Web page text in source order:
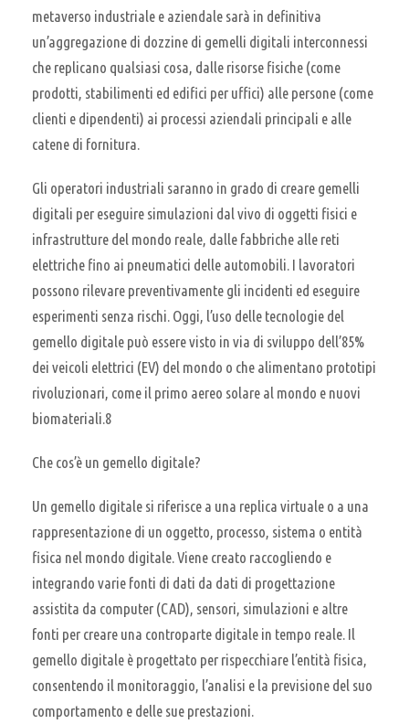
metaverso industriale e aziendale sarà in definitiva
un’aggregazione di dozzine di gemelli digitali interconnessi
che replicano qualsiasi cosa, dalle risorse fisiche (come
prodotti, stabilimenti ed edifici per uffici) alle persone (come
clienti e dipendenti) ai processi aziendali principali e alle
catene di fornitura.
Gli operatori industriali saranno in grado di creare gemelli
digitali per eseguire simulazioni dal vivo di oggetti fisici e
infrastrutture del mondo reale, dalle fabbriche alle reti
elettriche fino ai pneumatici delle automobili. I lavoratori
possono rilevare preventivamente gli incidenti ed eseguire
esperimenti senza rischi. Oggi, l’uso delle tecnologie del
gemello digitale può essere visto in via di sviluppo dell’85%
dei veicoli elettrici (EV) del mondo o che alimentano prototipi
rivoluzionari, come il primo aereo solare al mondo e nuovi
biomateriali.8
Che cos’è un gemello digitale?
Un gemello digitale si riferisce a una replica virtuale o a una
rappresentazione di un oggetto, processo, sistema o entità
fisica nel mondo digitale. Viene creato raccogliendo e
integrando varie fonti di dati da dati di progettazione
assistita da computer (CAD), sensori, simulazioni e altre
fonti per creare una controparte digitale in tempo reale. Il
gemello digitale è progettato per rispecchiare l’entità fisica,
consentendo il monitoraggio, l’analisi e la previsione del suo
comportamento e delle sue prestazioni.